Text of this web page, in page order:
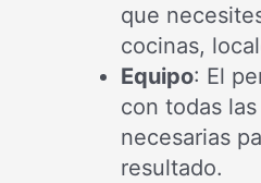
que
cocinas,
Equipo: El
con todas
necesarias
resultado.